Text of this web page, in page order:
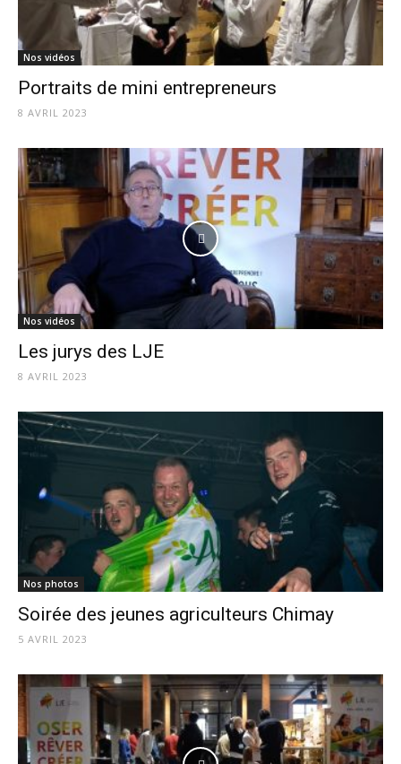
Nos vidéos
Portraits de mini entrepreneurs
8 AVRIL 2023
Nos vidéos
Les jurys des LJE
8 AVRIL 2023
Nos photos
Soirée des jeunes agriculteurs Chimay
5 AVRIL 2023